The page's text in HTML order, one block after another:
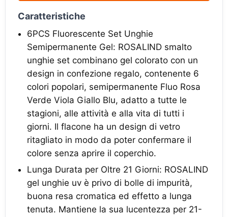
Caratteristiche
6PCS Fluorescente Set Unghie
Semipermanente Gel: ROSALIND smalto
unghie set combinano gel colorato con un
design in confezione regalo, contenente 6
colori popolari, semipermanente Fluo Rosa
Verde Viola Giallo Blu, adatto a tutte le
stagioni, alle attività e alla vita di tutti i
giorni. Il flacone ha un design di vetro
ritagliato in modo da poter confermare il
colore senza aprire il coperchio.
Lunga Durata per Oltre 21 Giorni: ROSALIND
gel unghie uv è privo di bolle di impurità,
buona resa cromatica ed effetto a lunga
tenuta. Mantiene la sua lucentezza per 21-